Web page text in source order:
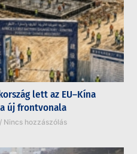
lett az EU–Kína
új frontvonala
Nincs hozzászólás